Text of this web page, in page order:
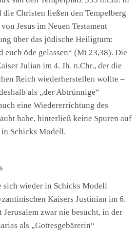
die Christen ließen den Tempelberg
Jesus im Neuen Testament
über das jüdische Heiligtum:
euch öde gelassen“ (Mt 23,38). Die
Julian im 4. Jh. n.Chr., der die
Reich wiederherstellen wollte –
als „der Abtrünnige“
eine Wiedererrichtung des
habe, hinterließ keine Spuren auf
in Schicks Modell.
sich wieder in Schicks Modell
Kaisers Justinian im 6.
Jerusalem zwar nie besucht, in der
als „Gottesgebärerin“